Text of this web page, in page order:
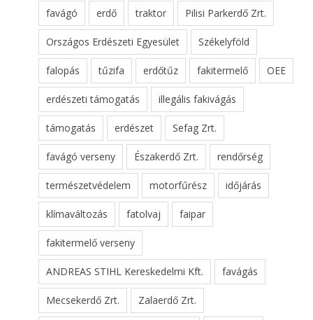
favágó erdő traktor Pilisi Parkerdő Zrt.
Országos Erdészeti Egyesület Székelyföld
falopás tűzifa erdőtűz fakitermelő OEE
erdészeti támogatás illegális fakivágás
támogatás erdészet Sefag Zrt.
favágó verseny Északerdő Zrt. rendőrség
természetvédelem motorfűrész időjárás
klímaváltozás fatolvaj faipar
fakitermelő verseny
ANDREAS STIHL Kereskedelmi Kft. favágás
Mecsekerdő Zrt. Zalaerdő Zrt.